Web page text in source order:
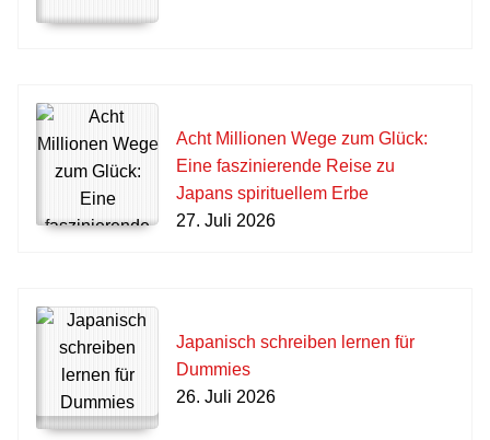
Acht Millionen Wege zum Glück:
Eine faszinierende Reise zu
Japans spirituellem Erbe
27. Juli 2026
Japanisch schreiben lernen für
Dummies
26. Juli 2026